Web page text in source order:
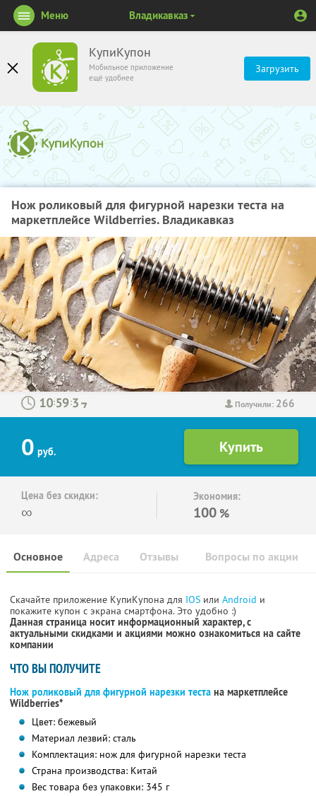
КупиКупон
Мобильное приложение
ещё удобнее
Загрузить
Меню Владикавказ
Нож роликовый для фигурной нарезки теста на
маркетплейсе Wildberries. Владикавказ
Получили: 266
: :
0 руб.
Цена без скидки:
∞
Экономия:
100 %
Основное Отзывы Вопросы по акции
Адреса
Скачайте приложение КупиКупона для IOS или Android и
покажите купон с экрана смартфона. Это удобно :)
Данная страница носит информационный характер, с
актуальными скидками и акциями можно ознакомиться на сайте
компании
ЧТО ВЫ ПОЛУЧИТЕ
Нож роликовый для фигурной нарезки теста на маркетплейсе
Wildberries*
Цвет: бежевый
Материал лезвий: сталь
Комплектация: нож для фигурной нарезки теста
Страна производства: Китай
Вес товара без упаковки: 345 г